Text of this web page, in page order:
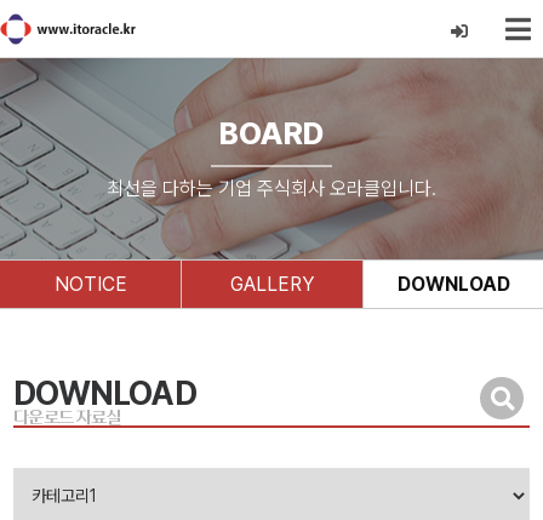
BOARD
최선을 다하는 기업 주식회사 오라클입니다.
NOTICE GALLERY DOWNLOAD
DOWNLOAD
다운로드 자료실